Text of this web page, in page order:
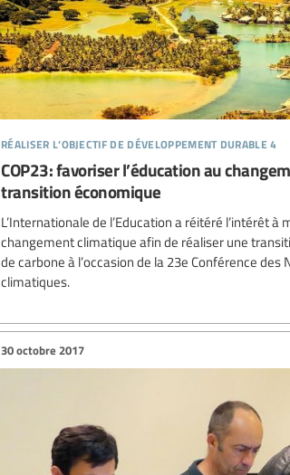
réaliser l’objectif de développement durable 4
COP23: favoriser l’éducation au
transition économique
L’Internationale de l’Education a réitéré l’intérêt à
changement climatique afin de réaliser une
de carbone à l’occasion de la 23e Conférence
climatiques.
30 octobre 2017